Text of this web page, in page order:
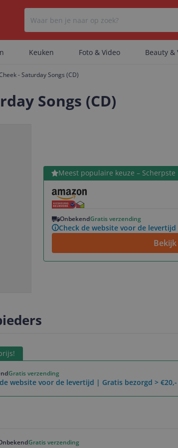
Er zijn geen
Keuken Foto & Video Beauty &
- Saturday Songs (CD)
Songs (CD)
Meest populaire keuze – Scherpste
OnbekendGratis verzending
Check de website voor de
Bekijk product
Gratis verzending
website voor de levertijd | Gratis bezorgd > €20,-
Gratis verzending